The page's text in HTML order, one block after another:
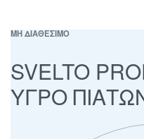
ΜΗ ΔΙΑΘΕΣΙΜΟ
SVELTO
ΥΓΡΟ